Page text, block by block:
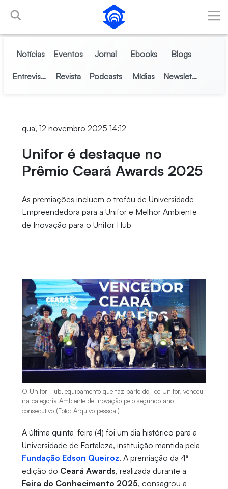
Pular para o Conteúdo principal
Notícias Eventos Jornal Ebooks Blogs
Entrevistas Revista Podcasts Mídias Newsletter
qua, 12 novembro 2025 14:12
Unifor é destaque no
Prêmio Ceará Awards 2025
As premiações incluem o troféu de Universidade
Empreendedora para a Unifor e Melhor Ambiente
de Inovação para o Unifor Hub
O Unifor Hub, equipamento que faz parte do Tec Unifor, venceu
na categoria Ambiente de Inovação pelo segundo ano
consecutivo (Foto: Arquivo pessoal)
A última quinta-feira (4) foi um dia histórico para a
Universidade de Fortaleza, instituição mantida pela
Fundação Edson Queiroz. A premiação da 4ª
edição do Ceará Awards, realizada durante a
Feira do Conhecimento 2025, consagrou a